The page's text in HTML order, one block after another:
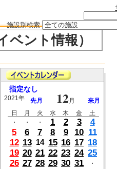
施設別検索
ベント情報）
指定なし
2021年 先月 12月
来月
日
月 火 水 木 金
土
・
・ ・ 1 2 3
4
5
6 7 8 9 10 11
12 13 14 15 16 17 18
19 20 21 22 23 24 25
26 27 28 29 30 31 ・